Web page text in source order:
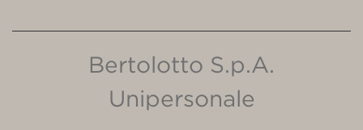
Bertolotto S.p.A.
Unipersonale